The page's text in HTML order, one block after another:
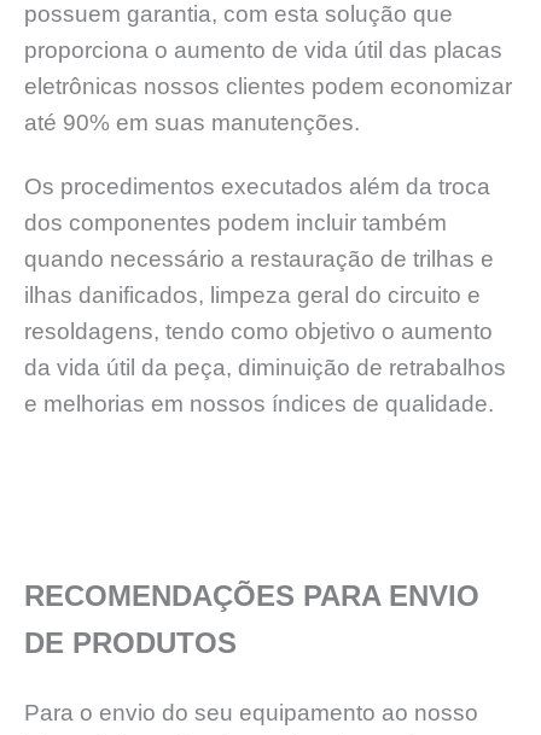
possuem garantia, com esta solução que
proporciona o aumento de vida útil das placas
eletrônicas nossos clientes podem economizar
até 90% em suas manutenções.
Os procedimentos executados além da troca
dos componentes podem incluir também
quando necessário a restauração de trilhas e
ilhas danificados, limpeza geral do circuito e
resoldagens, tendo como objetivo o aumento
da vida útil da peça, diminuição de retrabalhos
e melhorias em nossos índices de qualidade.
RECOMENDAÇÕES PARA ENVIO
DE PRODUTOS
Para o envio do seu equipamento ao nosso